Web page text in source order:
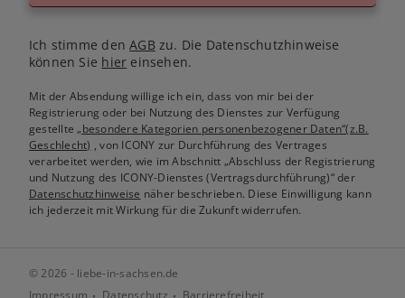
Ich stimme denAGB zu. Die Datenschutzhinweise
können Sie hier einsehen.
Mit der Absendung willige ich ein, dass von mir bei der
Registrierung oder bei Nutzung des Dienstes zur Verfügung
gestellte„besondere Kategorien personenbezogener Daten“(z.B.
Geschlecht) , von ICONY zur Durchführung des Vertrages
verarbeitet werden, wie im Abschnitt „Abschluss der Registrierung
und Nutzung des ICONY-Dienstes (Vertragsdurchführung)“ der
Datenschutzhinweise näher beschrieben. Diese Einwilligung kann
ich jederzeit mit Wirkung für die Zukunft widerrufen.
© 2026 - liebe-in-sachsen.de
Impressum
Datenschutz Barrierefreiheit